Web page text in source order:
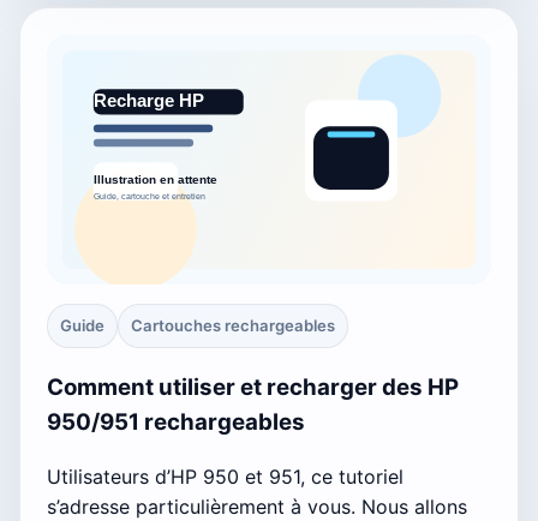
Guide Cartouches rechargeables
Comment utiliser et recharger des HP
950/951 rechargeables
Utilisateurs d’HP 950 et 951, ce tutoriel
s’adresse particulièrement à vous. Nous allons